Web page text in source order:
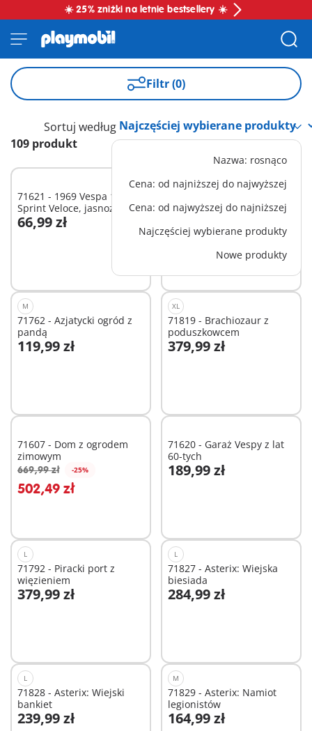
☀️ 25% zniżki na letnie bestsellery ☀️
Filtr (0)
109 produkt
Sortuj według
Nazwa: rosnąco
Cena: od najniższej do najwyższej
Cena: od najwyższej do najniższej
Najczęściej wybierane produkty
Nowe produkty
71621 - 1969 Vespa 150
Sprint Veloce, jasnozielony
66,99 zł
Dodaj do koszyka
M
księżniczek z garderobą
Dodaj do koszyka
M
71762 - Azjatycki ogród z
pandą
119,99 zł
Dodaj do koszyka
XL
71819 - Brachiozaur z
poduszkowcem
379,99 zł
Dodaj do koszyka
71607 - Dom z ogrodem
zimowym
669,99 zł -25%
502,49 zł
Dodaj do koszyka
71620 - Garaż Vespy z lat
60-tych
189,99 zł
Dodaj do koszyka
L
71792 - Piracki port z
więzieniem
379,99 zł
Dodaj do koszyka
L
71827 - Asterix: Wiejska
biesiada
284,99 zł
Dodaj do koszyka
L
71828 - Asterix: Wiejski
bankiet
239,99 zł
Dodaj do koszyka
M
71829 - Asterix: Namiot
legionistów
164,99 zł
Dodaj do koszyka